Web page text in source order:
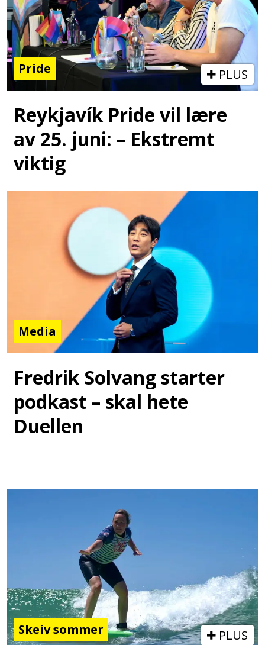
Pride PLUS
Reykjavík Pride vil lære
av 25. juni: – Ekstremt
viktig
Media
Fredrik Solvang starter
podkast – skal hete
Duellen
Skeiv sommer PLUS